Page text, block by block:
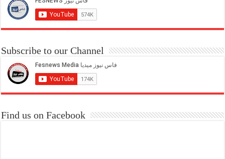
Subscribe to our Channel
Find us on Facebook